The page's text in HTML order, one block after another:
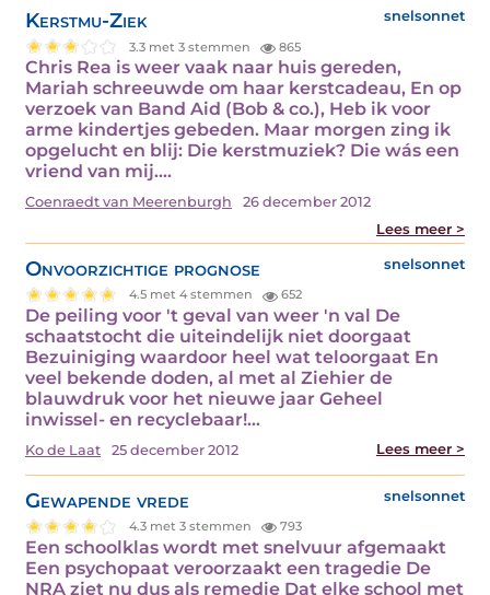
Kerstmu-Ziek snelsonnet
3.3 met 3 stemmen 865
Chris Rea is weer vaak naar huis gereden,
Mariah schreeuwde om haar kerstcadeau, En op
verzoek van Band Aid (Bob & co.), Heb ik voor
arme kindertjes gebeden. Maar morgen zing ik
opgelucht en blij: Die kerstmuziek? Die wás een
vriend van mij.…
Coenraedt van Meerenburgh
26 december 2012
Lees meer >
Onvoorzichtige prognose snelsonnet
4.5 met 4 stemmen 652
De peiling voor 't geval van weer 'n val De
schaatstocht die uiteindelijk niet doorgaat
Bezuiniging waardoor heel wat teloorgaat En
veel bekende doden, al met al Ziehier de
blauwdruk voor het nieuwe jaar Geheel
inwissel- en recyclebaar!…
Ko de Laat 25 december 2012 Lees meer >
Gewapende vrede snelsonnet
4.3 met 3 stemmen 793
Een schoolklas wordt met snelvuur afgemaakt
Een psychopaat veroorzaakt een tragedie De
NRA ziet nu dus als remedie Dat elke school met